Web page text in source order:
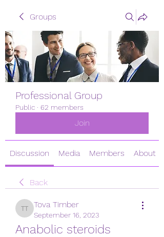
Groups
Professional Group
Public · 62 members
Join
Discussion Media Members About
Back
Tova Timber
Tova Timber
September 16, 2023
Anabolic steroids